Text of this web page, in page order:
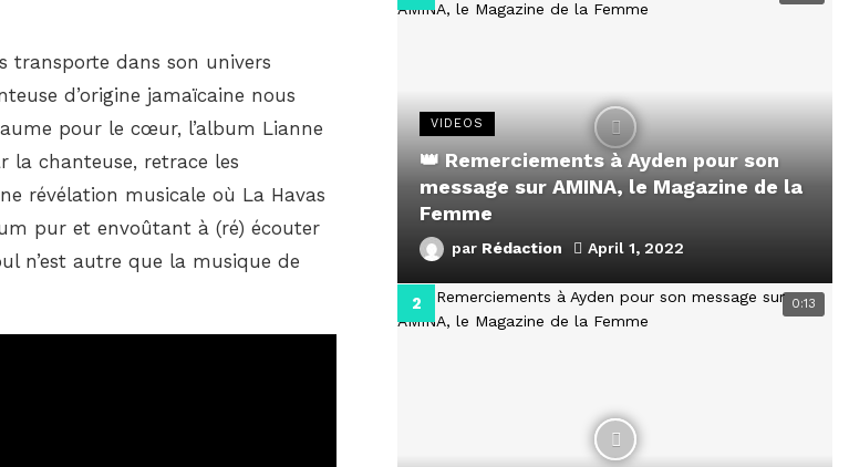
transporte dans son univers
d’origine jamaïcaine nous
pour le cœur, l’album Lianne
la chanteuse, retrace les
révélation musicale où La Havas
pur et envoûtant à (ré) écouter
n’est autre que la musique de
VIDEOS
👑 Remerciements à Ayden pour son
message sur AMINA, le Magazine de la
Femme
par Rédaction April 1, 2022
0:13